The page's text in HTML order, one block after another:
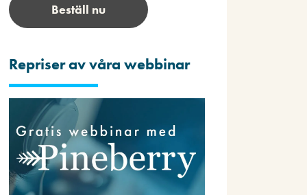
Beställ nu
Repriser av våra webbinar